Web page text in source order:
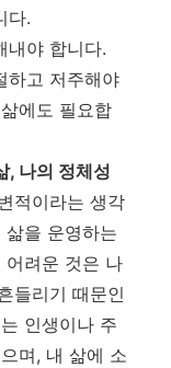
다.
내야 합니다.
하고 저주해야
에도 필요합
, 나의 정체성
적이라는 생각
을 운영하는
어려운 것은 나
들리기 때문인
인생이나 주
며, 내 삶에 소